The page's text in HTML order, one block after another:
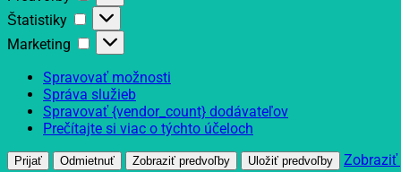
Štatistiky
Štatistiky
Marketing
Marketing
Spravovať možnosti
Správa služieb
Spravovať {vendor_count} dodávateľov
Prečítajte si viac o týchto účeloch
Prijať Odmietnuť Zobraziť predvoľby Uložiť predvoľby
Zobraziť